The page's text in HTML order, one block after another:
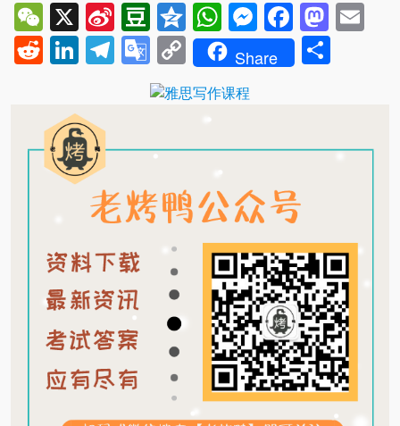
WeChat
X
Sina
Weibo
Douban
QzoneWhatsApp
Messenger
RedditLinkedIn
Telegram
Google
Translate
Copy
Link
Share